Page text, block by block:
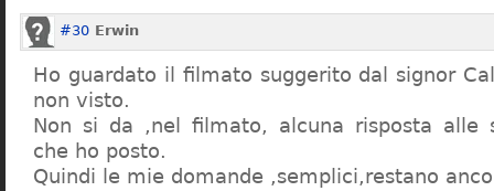
#30 Erwin
Ho guardato il filmato suggerito dal signor
non visto.
Non si da ,nel filmato, alcuna risposta alle
che ho posto.
Quindi le mie domande ,semplici,restano